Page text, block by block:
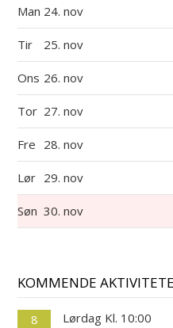
Man 24. nov
Tir 25. nov
Ons 26. nov
Tor 27. nov
Fre 28. nov
Lør 29. nov
Søn 30. nov
KOMMENDE
8
Lørdag Kl. 10:00